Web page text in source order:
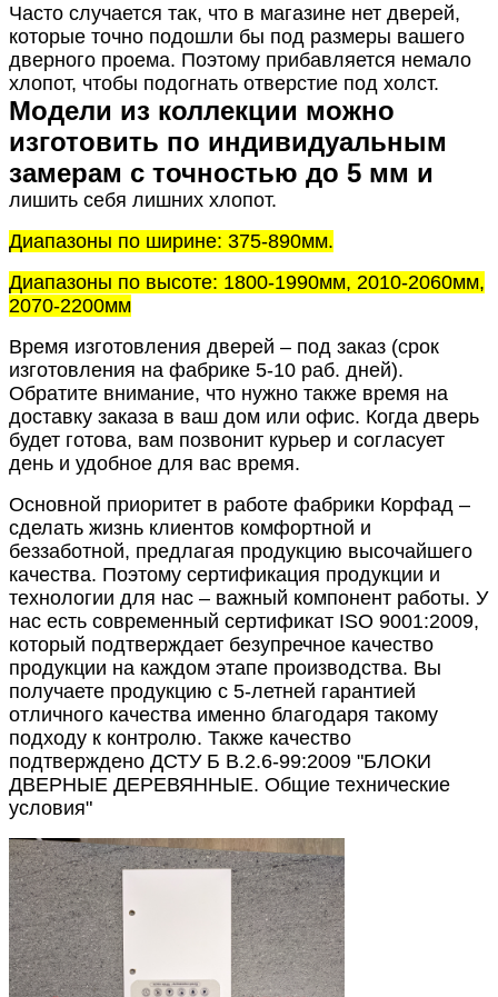
Часто случается так, что в магазине нет дверей,
которые точно подошли бы под размеры вашего
дверного проема. Поэтому прибавляется немало
хлопот, чтобы подогнать отверстие под холст.
Модели из коллекции можно
изготовить по индивидуальным
замерам с точностью до 5 мм и
лишить себя лишних хлопот.
Диапазоны по ширине: 375-890мм.
Диапазоны по высоте: 1800-1990мм, 2010-2060мм,
2070-2200мм
Время изготовления дверей – под заказ (срок
изготовления на фабрике 5-10 раб. дней).
Обратите внимание, что нужно также время на
доставку заказа в ваш дом или офис. Когда дверь
будет готова, вам позвонит курьер и согласует
день и удобное для вас время.
Основной приоритет в работе фабрики Корфад –
сделать жизнь клиентов комфортной и
беззаботной, предлагая продукцию высочайшего
качества. Поэтому сертификация продукции и
технологии для нас – важный компонент работы. У
нас есть современный сертификат ISO 9001:2009,
который подтверждает безупречное качество
продукции на каждом этапе производства. Вы
получаете продукцию с 5-летней гарантией
отличного качества именно благодаря такому
подходу к контролю. Также качество
подтверждено ДСТУ Б В.2.6-99:2009 "БЛОКИ
ДВЕРНЫЕ ДЕРЕВЯННЫЕ. Общие технические
условия"